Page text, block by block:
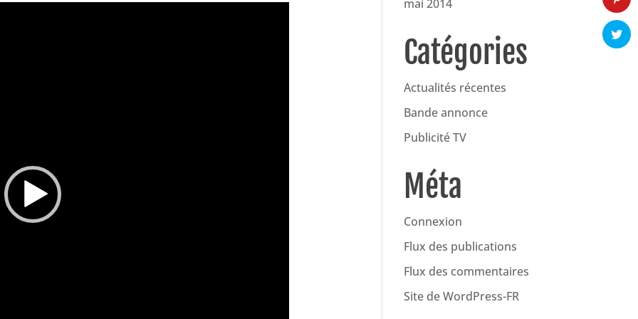
mai 2014
Catégories
Actualités récentes
Bande annonce
Publicité TV
Méta
Connexion
Flux des publications
Flux des commentaires
Site de WordPress-FR